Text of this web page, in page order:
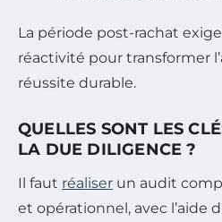
La période post-rachat
réactivité pour transformer
réussite durable.
QUELLES SONT LES
LA DUE DILIGENCE ?
Il faut réaliser un audit
et opérationnel, avec l’aide